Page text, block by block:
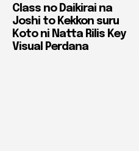
Class no Daikirai na
Joshi to Kekkon suru
Koto ni Natta Rilis Key
Visual Perdana